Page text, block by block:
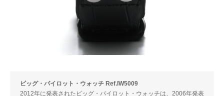
ビッグ・パイロット・ウォッチ Ref.IW5009
2012年に発表されたビッグ・パイロット・ウォッチは、2006年発表